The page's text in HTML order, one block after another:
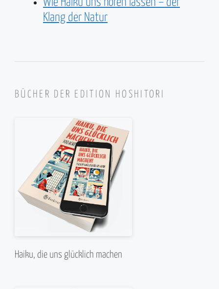
Klang der Natur
BÜCHER DER EDITION HOSHITORI
Haiku, die uns glücklich machen